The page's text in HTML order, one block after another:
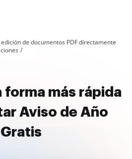
de documentos PDF directamente
forma más rápida
Aviso de Año
Gratis